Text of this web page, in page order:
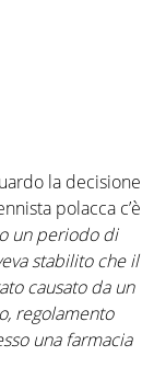
la decisione
polacca c’è
un periodo di
stabilito che il
causato da un
regolamento
una farmacia